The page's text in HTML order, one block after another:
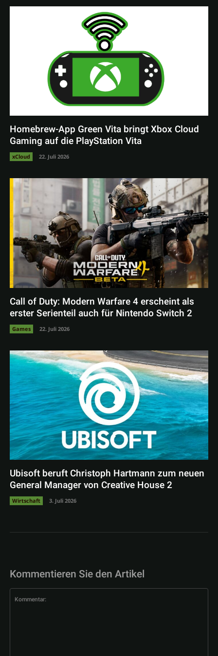
Homebrew-App Green Vita bringt Xbox Cloud
Gaming auf die PlayStation Vita
xCloud 22. Juli 2026
Call of Duty: Modern Warfare 4 erscheint als
erster Serienteil auch für Nintendo Switch 2
Games 22. Juli 2026
Ubisoft beruft Christoph Hartmann zum neuen
General Manager von Creative House 2
Wirtschaft 3. Juli 2026
Kommentieren Sie den Artikel